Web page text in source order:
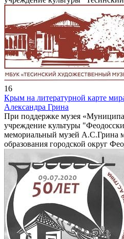
16
Крым на литературной карте
Александра Грина
При поддержке музея
учреждение культуры
мемориальный музей А.С.Грина
образования городской округ